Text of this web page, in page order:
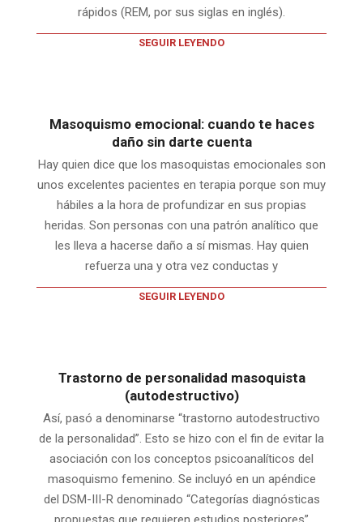
rápidos (REM, por sus siglas en inglés).
SEGUIR LEYENDO
Masoquismo emocional: cuando te haces
daño sin darte cuenta
Hay quien dice que los masoquistas emocionales son
unos excelentes pacientes en terapia porque son muy
hábiles a la hora de profundizar en sus propias
heridas. Son personas con una patrón analítico que
les lleva a hacerse daño a sí mismas. Hay quien
refuerza una y otra vez conductas y
SEGUIR LEYENDO
Trastorno de personalidad masoquista
(autodestructivo)
Así, pasó a denominarse “trastorno autodestructivo
de la personalidad”. Esto se hizo con el fin de evitar la
asociación con los conceptos psicoanalíticos del
masoquismo femenino. Se incluyó en un apéndice
del DSM-III-R denominado “Categorías diagnósticas